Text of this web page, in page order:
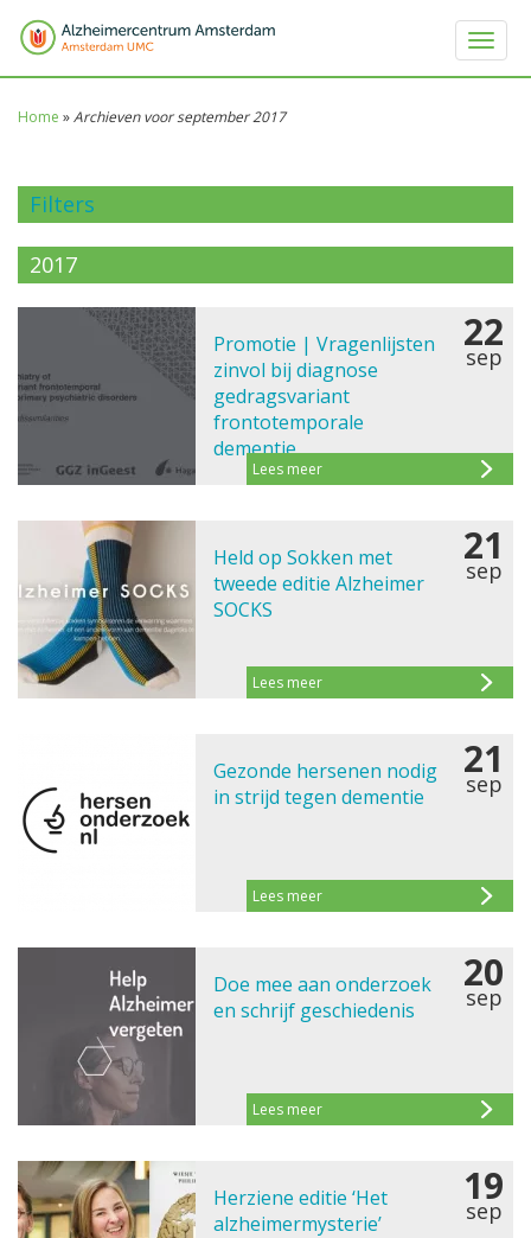
Toggle
Home »Archieven voor september 2017
Filters
2017
Promotie | Vragenlijsten
zinvol bij diagnose
gedragsvariant
frontotemporale
dementie
22
sep
Lees meer
Held op Sokken met
tweede editie Alzheimer
SOCKS
21
sep
Lees meer
Gezonde hersenen nodig
in strijd tegen dementie
21
sep
Lees meer
Doe mee aan onderzoek
en schrijf geschiedenis
20
sep
Lees meer
Herziene editie ‘Het
alzheimermysterie’
19
sep